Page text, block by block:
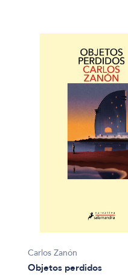
Carlos Zanón
Objetos perdidos